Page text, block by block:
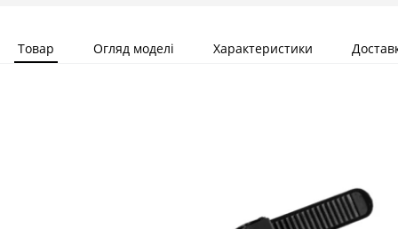
Товар Огляд моделі Характеристики